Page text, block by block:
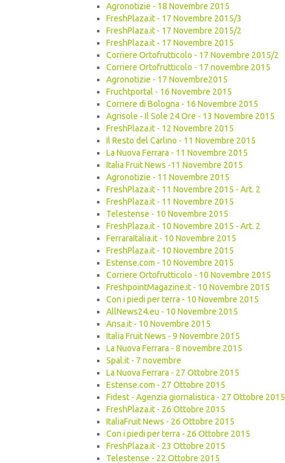
Agronotizie - 18 Novembre 2015
FreshPlaza.it - 17 Novembre 2015/3
FreshPlaza.it - 17 Novembre 2015/2
FreshPlaza.it - 17 Novembre 2015
Corriere Ortofrutticolo - 17 Novembre 2015/2
Corriere Ortofrutticolo - 17 novembre 2015
Agronotizie - 17 Novembre2015
Fruchtportal - 16 Novembre 2015
Corriere di Bologna - 16 Novembre 2015
Agrisole - Il Sole 24 Ore - 13 Novembre 2015
FreshPlaza.it - 12 Novembre 2015
Il Resto del Carlino - 11 Novembre 2015
La Nuova Ferrara - 11 Novembre 2015
Italia Fruit News -11 Novembre 2015
Agronotizie - 11 Novembre 2015
FreshPlaza.it - 11 Novembre 2015 - Art. 2
FreshPlaza.it - 11 Novembre 2015
Telestense - 10 Novembre 2015
FreshPlaza.it - 10 Novembre 2015 - Art. 2
FerraraItalia.it - 10 Novembre 2015
FreshPlaza.it - 10 Novembre 2015
Estense.com - 10 Novembre 2015
Corriere Ortofrutticolo - 10 Novembre 2015
FreshpointMagazine.it - 10 Novembre 2015
Con i piedi per terra - 10 Novembre 2015
AllNews24.eu - 10 Novembre 2015
Ansa.it - 10 Novembre 2015
Italia Fruit News - 9 Novembre 2015
La Nuova Ferrara - 8 novembre 2015
Spal.it - 7 novembre
La Nuova Ferrara - 27 Ottobre 2015
Estense.com - 27 Ottobre 2015
Fidest - Agenzia giornalistica - 27 Ottobre 2015
FreshPlaza.it - 26 Ottobre 2015
ItaliaFruit News - 26 Ottobre 2015
Con i piedi per terra - 26 Ottobre 2015
FreshPlaza.it - 23 Ottobre 2015
Telestense - 22 Ottobre 2015